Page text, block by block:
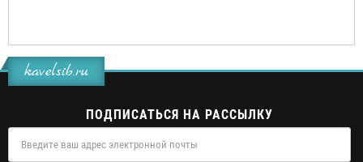
kavelsib.ru
ПОДПИСАТЬСЯ НА РАССЫЛКУ